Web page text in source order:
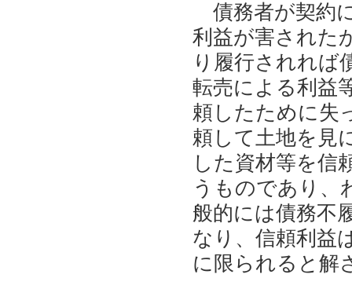
債務者が契約
利益が害された
り履行されれば
転売による利益
頼したために失
頼して土地を見
した資材等を信
うものであり、
般的には債務不
なり、信頼利益
に限られると解